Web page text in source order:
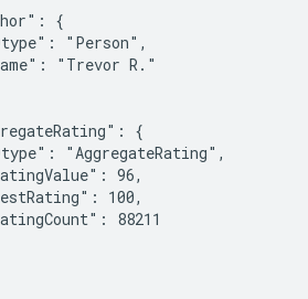
{
"Person",
"Trevor R."
{
"AggregateRating",
96,
100,
88211